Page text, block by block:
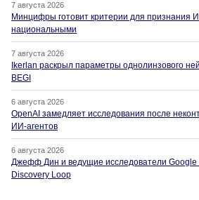
7 августа 2026
Минцифры готовит критерии для признания
национальными
7 августа 2026
Ikerlan раскрыл параметры однолинзового
BEGI
6 августа 2026
OpenAI замедляет исследования после
ИИ-агентов
6 августа 2026
Джефф Дин и ведущие исследователи Google
Discovery Loop